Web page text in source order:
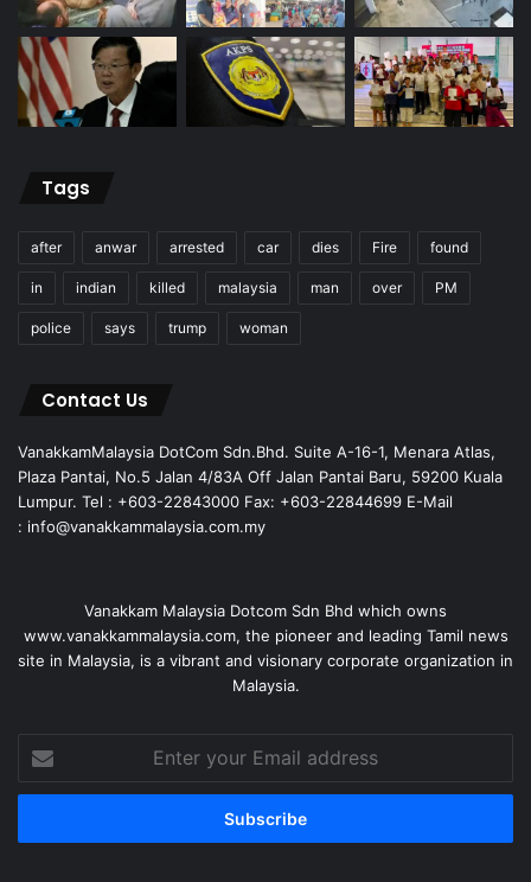
Tags
after anwar arrested car dies Fire found
in indian killed malaysia man over PM
police says trump woman
Contact Us
VanakkamMalaysia DotCom Sdn.Bhd. Suite A-16-1, Menara Atlas,
Plaza Pantai, No.5 Jalan 4/83A Off Jalan Pantai Baru, 59200 Kuala
Lumpur. Tel : +603-22843000 Fax: +603-22844699 E-Mail
: info@vanakkammalaysia.com.my
Vanakkam Malaysia Dotcom Sdn Bhd which owns
www.vanakkammalaysia.com, the pioneer and leading Tamil news
site in Malaysia, is a vibrant and visionary corporate organization in
Malaysia.
your
Email